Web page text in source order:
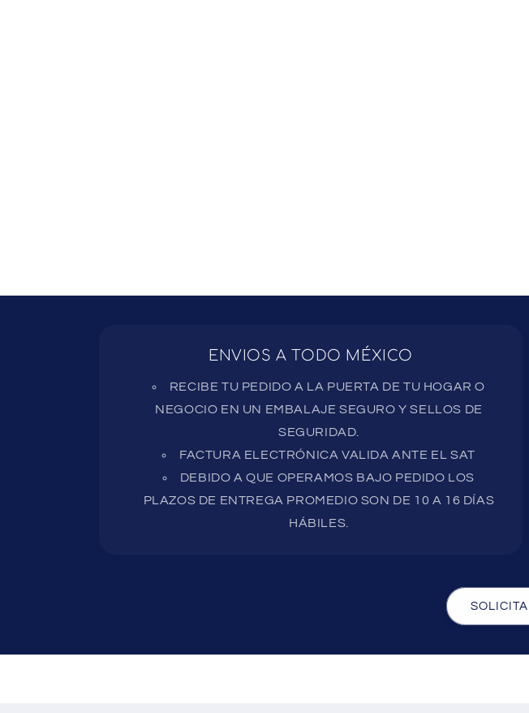
ENVIOS A TODO MÉXICO
RECIBE TU PEDIDO A LA PUERTA DE TU HOGAR O
NEGOCIO EN UN EMBALAJE SEGURO Y SELLOS DE
SEGURIDAD.
FACTURA ELECTRÓNICA VALIDA ANTE EL SAT
DEBIDO A QUE OPERAMOS BAJO PEDIDO LOS
PLAZOS DE ENTREGA PROMEDIO SON DE 10 A 16 DÍAS
HÁBILES.